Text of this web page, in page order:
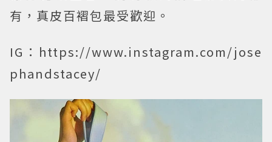
有，真皮百褶包最受歡迎。
IG：https://www.instagram.com/jose
phandstacey/